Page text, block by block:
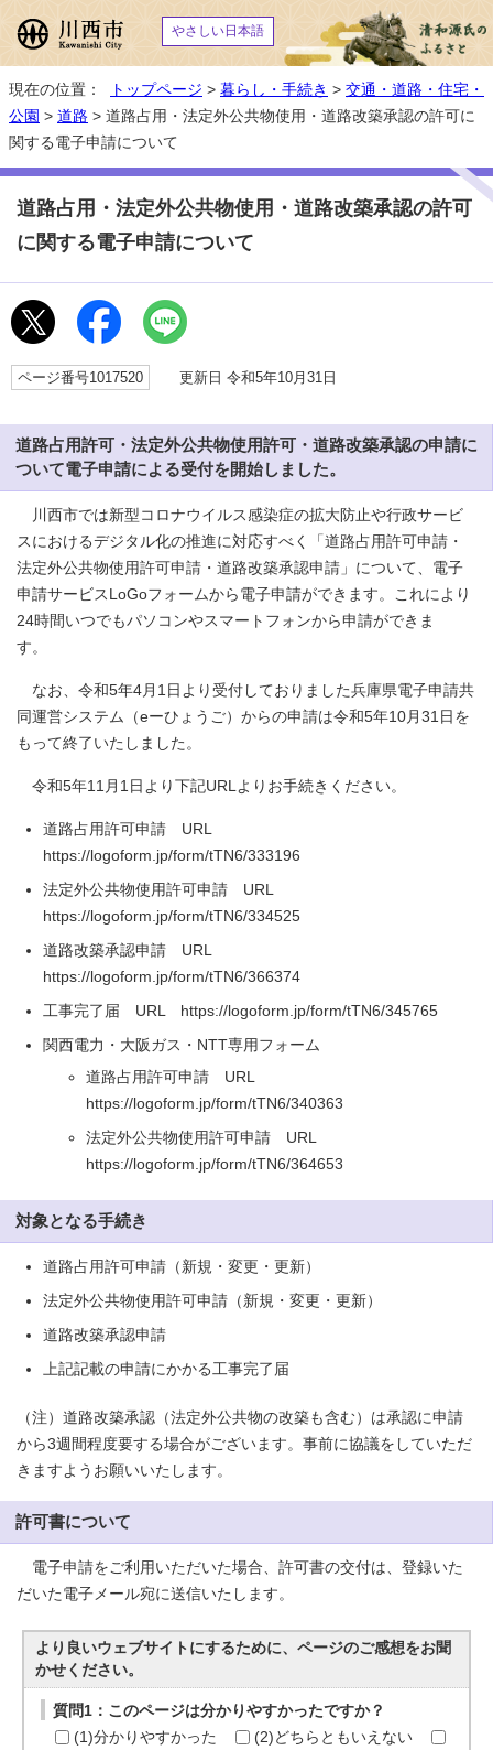
やさしい日本語
現在の位置： トップページ > 暮らし・手続き > 交通・道路・住宅・
公園 > 道路 > 道路占用・法定外公共物使用・道路改築承認の許可に
関する電子申請について
道路占用・法定外公共物使用・道路改築承認の許可
に関する電子申請について
ページ番号1017520 更新日 令和5年10月31日
道路占用許可・法定外公共物使用許可・道路改築承認の申請に
ついて電子申請による受付を開始しました。
川西市では新型コロナウイルス感染症の拡大防止や行政サービ
スにおけるデジタル化の推進に対応すべく「道路占用許可申請・
法定外公共物使用許可申請・道路改築承認申請」について、電子
申請サービスLoGoフォームから電子申請ができます。これにより
24時間いつでもパソコンやスマートフォンから申請ができま
す。
なお、令和5年4月1日より受付しておりました兵庫県電子申請共
同運営システム（eーひょうご）からの申請は令和5年10月31日を
もって終了いたしました。
令和5年11月1日より下記URLよりお手続きください。
道路占用許可申請 URL
https://logoform.jp/form/tTN6/333196
法定外公共物使用許可申請 URL
https://logoform.jp/form/tTN6/334525
道路改築承認申請 URL
https://logoform.jp/form/tTN6/366374
工事完了届 URL https://logoform.jp/form/tTN6/345765
関西電力・大阪ガス・NTT専用フォーム
道路占用許可申請 URL
https://logoform.jp/form/tTN6/340363
法定外公共物使用許可申請 URL
https://logoform.jp/form/tTN6/364653
対象となる手続き
道路占用許可申請（新規・変更・更新）
法定外公共物使用許可申請（新規・変更・更新）
道路改築承認申請
上記記載の申請にかかる工事完了届
（注）道路改築承認（法定外公共物の改築も含む）は承認に申請
から3週間程度要する場合がございます。事前に協議をしていただ
きますようお願いいたします。
許可書について
電子申請をご利用いただいた場合、許可書の交付は、登録いた
だいた電子メール宛に送信いたします。
より良いウェブサイトにするために、ページのご感想をお聞
かせください。
質問1：このページは分かりやすかったですか？
(1)分かりやすかった
(2)どちらともいえない